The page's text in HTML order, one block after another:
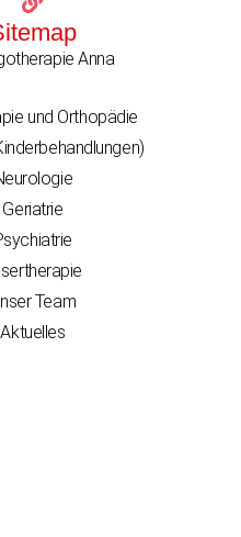
Anna
und Orthopädie
Geriatrie
Team
Aktuelles